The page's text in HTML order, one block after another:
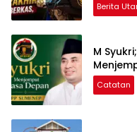
Berita
M
Catatan